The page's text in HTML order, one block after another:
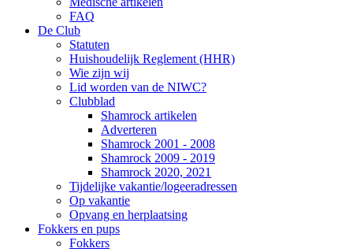
FAQ
De Club
Statuten
Huishoudelijk Reglement (HHR)
Wie zijn wij
Lid worden van de NIWC?
Clubblad
Shamrock artikelen
Adverteren
Shamrock 2001 - 2008
Shamrock 2009 - 2019
Shamrock 2020, 2021
Tijdelijke vakantie/logeeradressen
Op vakantie
Opvang en herplaatsing
Fokkers en pups
Fokkers